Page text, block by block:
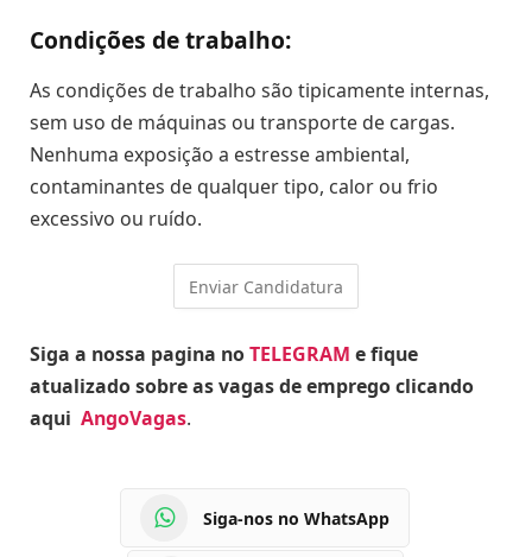
Condições de trabalho:
As condições de trabalho são tipicamente internas,
sem uso de máquinas ou transporte de cargas.
Nenhuma exposição a estresse ambiental,
contaminantes de qualquer tipo, calor ou frio
excessivo ou ruído.
Siga a nossa pagina noTELEGRAM e fique
atualizado sobre as vagas de emprego clicando
aqui AngoVagas.
Siga-nos no WhatsApp